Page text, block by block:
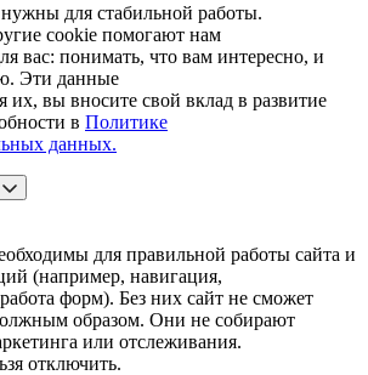
для стабильной работы.
cookie помогают нам
вас: понимать, что вам интересно, и
Эти данные
вы вносите свой вклад в развитие
в Политике
данных.
для правильной работы сайта и
(например, навигация,
форм). Без них сайт не сможет
образом. Они не собирают
или отслеживания.
отключить.